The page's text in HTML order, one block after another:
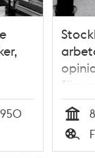
Tid
Typ